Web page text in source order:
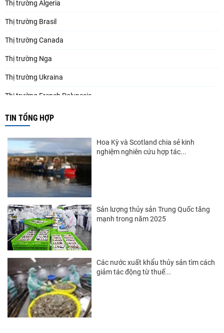
Thị trường Algeria
Thị trường Brasil
Thị trường Canada
Thị trường Nga
Thị trường Ukraina
Thị trường French Polynesia
Thị trường Trung Quốc
Thị trường New Zealand
Thị trường Đài Loan
Thị trường Hàn Quốc
Thị trường Mỹ
Thị trường EU
Thị trường Nhật Bản
Thị trường Việt Nam
TIN TỔNG HỢP
Hoa Kỳ và Scotland chia sẻ kinh
nghiệm nghiên cứu hợp tác...
Sản lượng thủy sản Trung Quốc tăng
mạnh trong năm 2025
Các nước xuất khẩu thủy sản tìm cách
giảm tác động từ thuế...